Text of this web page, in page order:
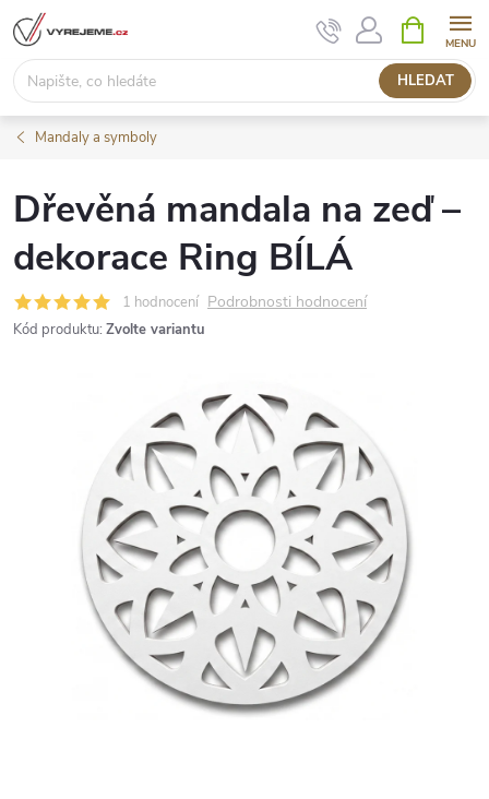
Přejít
na
obsah
HLEDAT
NÁKUPNÍ
KOŠÍK
Mandaly a symboly
Dřevěná mandala na zeď –
dekorace Ring BÍLÁ
1 hodnocení Podrobnosti hodnocení
Kód produktu: Zvolte variantu